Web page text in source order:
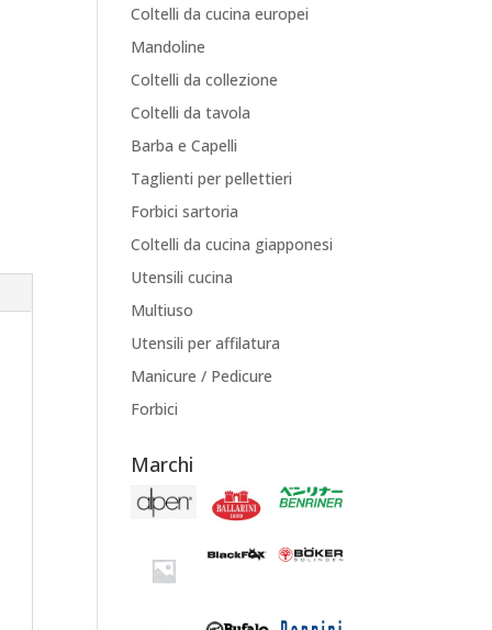
Coltelli da cucina europei
Mandoline
Coltelli da collezione
Coltelli da tavola
Barba e Capelli
Taglienti per pellettieri
Forbici sartoria
Coltelli da cucina giapponesi
Utensili cucina
Multiuso
Utensili per affilatura
Manicure / Pedicure
Forbici
Marchi